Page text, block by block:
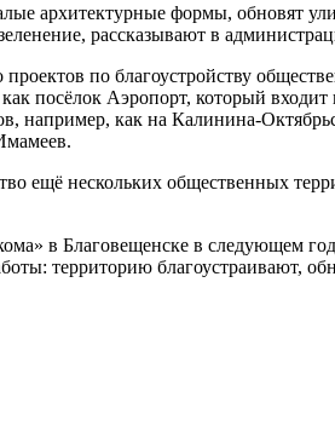
архитектурные формы, обновят
рассказывают в
проектов по благоустройству
посёлок Аэропорт, который
например, как на Калинина-
ещё нескольких общественных
в Благовещенске в следующем
территорию благоустраивают,